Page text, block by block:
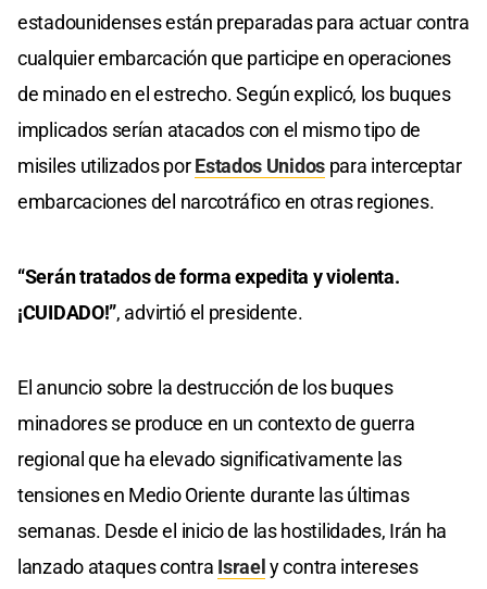
estadounidenses están preparadas para actuar contra
cualquier embarcación que participe en operaciones
de minado en el estrecho. Según explicó, los buques
implicados serían atacados con el mismo tipo de
misiles utilizados porEstados Unidospara interceptar
embarcaciones del narcotráfico en otras regiones.
“Serán tratados de forma expedita y violenta.
¡CUIDADO!”, advirtió el presidente.
El anuncio sobre la destrucción de los buques
minadores se produce en un contexto de guerra
regional que ha elevado significativamente las
tensiones en Medio Oriente durante las últimas
semanas. Desde el inicio de las hostilidades, Irán ha
lanzado ataques contra Israely contra intereses